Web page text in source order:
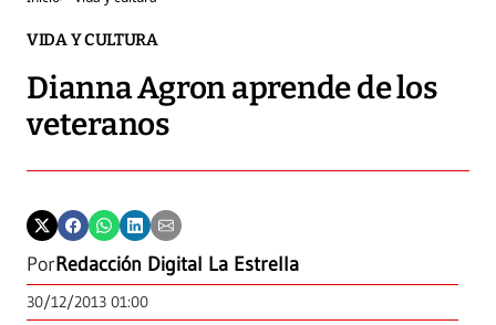
VIDA Y CULTURA
Dianna Agron aprende de los
veteranos
PorRedacción Digital La Estrella
30/12/2013 01:00